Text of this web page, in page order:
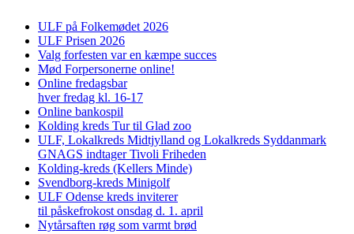
ULF på Folkemødet 2026
ULF Prisen 2026
Valg forfesten var en kæmpe succes
Mød Forpersonerne online!
Online fredagsbar
hver fredag kl. 16-17
Online bankospil
Kolding kreds Tur til Glad zoo
ULF, Lokalkreds Midtjylland og Lokalkreds Syddanmark
GNAGS indtager Tivoli Friheden
Kolding-kreds (Kellers Minde)
Svendborg-kreds Minigolf
ULF Odense kreds inviterer
til påskefrokost onsdag d. 1. april
Nytårsaften røg som varmt brød